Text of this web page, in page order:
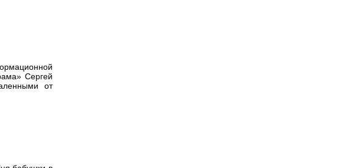
Сергей
от